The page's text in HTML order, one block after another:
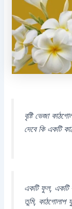
বৃষ্টি ভেজা
দেবে কি একটি
একটি ফুল, একটি
তুমি, কাঠগোলাপ